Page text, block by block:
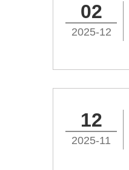
02
2025-12
12
2025-11